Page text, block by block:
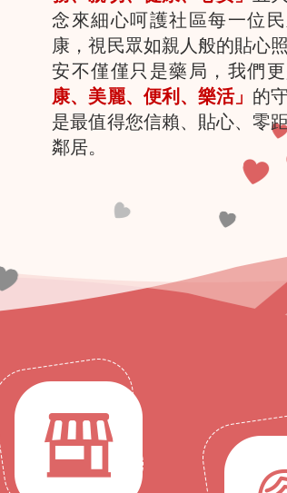
念來細心呵護社區每一位
康，視民眾如親人般的貼心
安不僅僅只是藥局，我們
康、美麗、便利、樂活」 的
是最值得您信賴、貼心、零
鄰居。